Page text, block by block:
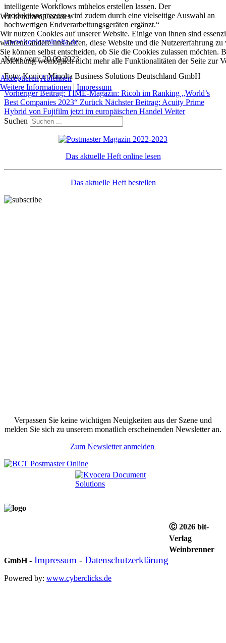
intelligente Workflows mühelos erstellen lassen. Der
Produktionsprozess wird zudem durch eine vielseitige Auswahl an
hochwertigen Endverarbeitungsgeräten ergänzt.“
www.konicaminolta.de
News vom: 20.09.2023
Foto: Konica Minolta Business Solutions Deutschland GmbH
Vorheriger Beitrag: TIME-Magazin: Ricoh im Ranking „World’s
Best Companies 2023“ Zurück Nächster Beitrag: Acuity Prime
Hybrid von Fujifilm jetzt im europäischen Handel Weiter
Suchen
Das aktuelle Heft online lesen
Das aktuelle Heft bestellen
Verpassen Sie keine wichtigen Neuigkeiten aus der Szene und
melden Sie sich zu unserem monatlich erscheinenden Newsletter an.
Zum Newsletter anmelden
Ⓒ 2026 bit-
Verlag
Weinbrenner
GmbH- Impressum - Datenschutzerklärung
Powered by: www.cyberclicks.de
Wir benutzen Cookies
Wir nutzen Cookies auf unserer Website. Einige von ihnen sind
während andere uns helfen, diese Website und die Nutzererfahrung
Sie können selbst entscheiden, ob Sie die Cookies zulassen möchten.
Ablehnung womöglich nicht mehr alle Funktionalitäten der Seite zur
AkzeptierenAblehnen
Weitere Informationen | Impressum